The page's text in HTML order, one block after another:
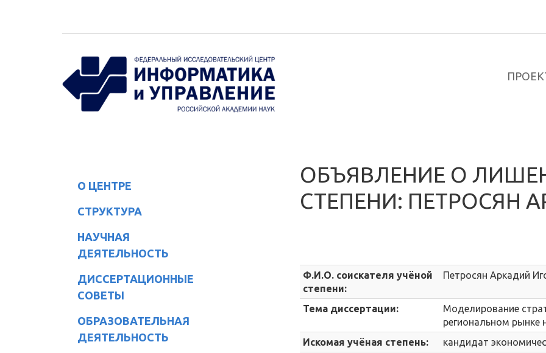
О ЦЕНТРЕ
СТРУКТУРА
НАУЧНАЯ
ДЕЯТЕЛЬНОСТЬ
ДИССЕРТАЦИОННЫЕ
СОВЕТЫ
ОБРАЗОВАТЕЛЬНАЯ
ДЕЯТЕЛЬНОСТЬ
ОБЪЯВЛЕНИЕ О
СТЕПЕНИ: ПЕТРОСЯН
Ф.И.О. соискателя учёной
степени:
Петросян Аркадий
Тема диссертации:
Моделирование
региональном рынке
Искомая учёная степень:
кандидат